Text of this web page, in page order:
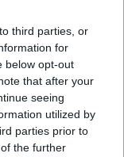
third parties, or
for
below opt-out
that after your
seeing
utilized by
parties prior to
the further